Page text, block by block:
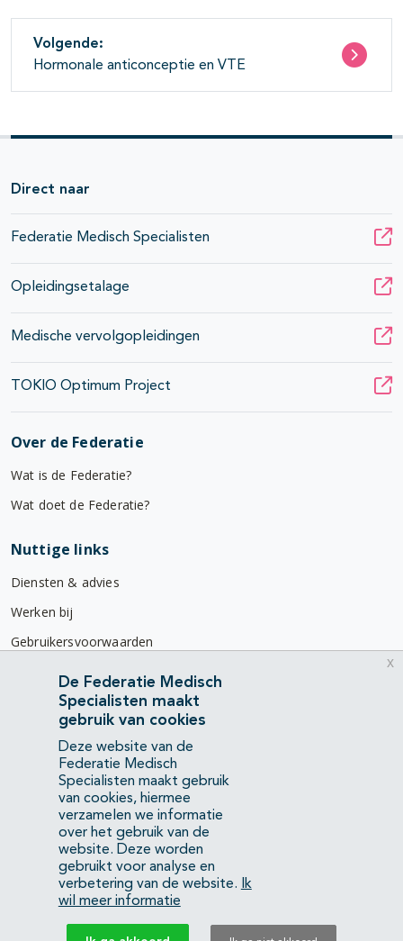
Volgende:
Hormonale anticonceptie en VTE
Direct naar
Federatie Medisch Specialisten
Opleidingsetalage
Medische vervolgopleidingen
TOKIO Optimum Project
Over de Federatie
Wat is de Federatie?
Wat doet de Federatie?
Nuttige links
Diensten & advies
Werken bij
Gebruikersvoorwaarden
Privacyverklaring
Contact
Mercatorlaan 1200
3528 BL Utrecht
(088) 505 34 34
info@richtlijnendatabase.nl
YouTubeLinkedIn
De Federatie Medisch
Specialisten maakt
gebruik van cookies
Deze website van de
Federatie Medisch
Specialisten maakt gebruik
van cookies, hiermee
verzamelen we informatie
over het gebruik van de
website. Deze worden
gebruikt voor analyse en
verbetering van de website.
Ik
wil meer informatie
x